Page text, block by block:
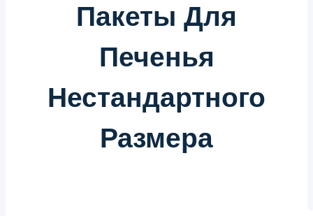
Пакеты Для
Печенья
Нестандартного
Размера